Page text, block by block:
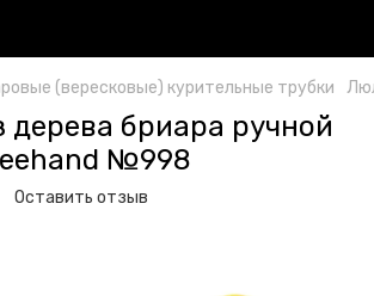
(вересковые) курительные трубки
дерева бриара ручной
№998
Оставить отзыв